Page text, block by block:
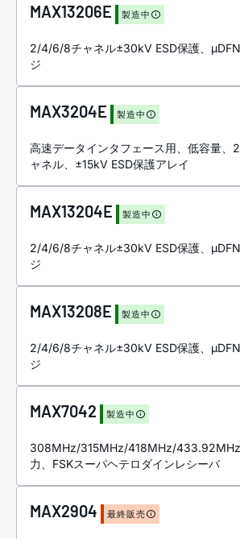
MAX13206E 製造中
2/4/6/8チャネル±30kV ESD保護、
ジ
MAX3204E 製造中
高速データインタフェース用、低容量
ャネル、±15kV ESD保護アレイ
MAX13204E 製造中
2/4/6/8チャネル±30kV ESD保護、
ジ
MAX13208E 製造中
2/4/6/8チャネル±30kV ESD保護、
ジ
MAX7042 製造中
308MHz/315MHz/418MHz/
力、FSKスーパヘテロダインレシーバ
MAX2904 最終販売